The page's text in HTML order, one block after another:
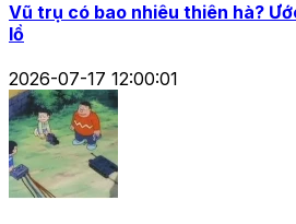
Vũ trụ có bao nhiêu thiên hà?
lồ
2026-07-17 12:00:01